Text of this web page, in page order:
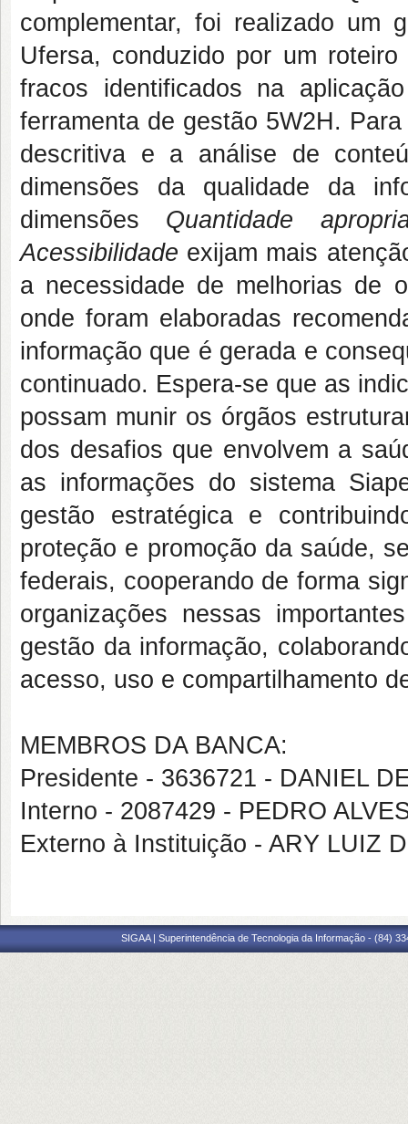
complementar, foi realizado
Ufersa, conduzido por um
fracos identificados na
ferramenta de gestão 5W2H.
descritiva e a análise de
dimensões da qualidade da
dimensões Quantidade
Acessibilidade exijam mais
a necessidade de melhorias de
onde foram elaboradas
informação que é gerada e
continuado. Espera-se que as
possam munir os órgãos
dos desafios que envolvem a
as informações do sistema
gestão estratégica e
proteção e promoção da saúde,
federais, cooperando de forma
organizações nessas
gestão da informação,
acesso, uso e compartilhamento
MEMBROS DA BANCA:
Presidente - 3636721 - DANIEL
Interno - 2087429 - PEDRO
Externo à Instituição - ARY LUIZ
SIGAA | Superintendência de Tecnologia da Informação - (84)